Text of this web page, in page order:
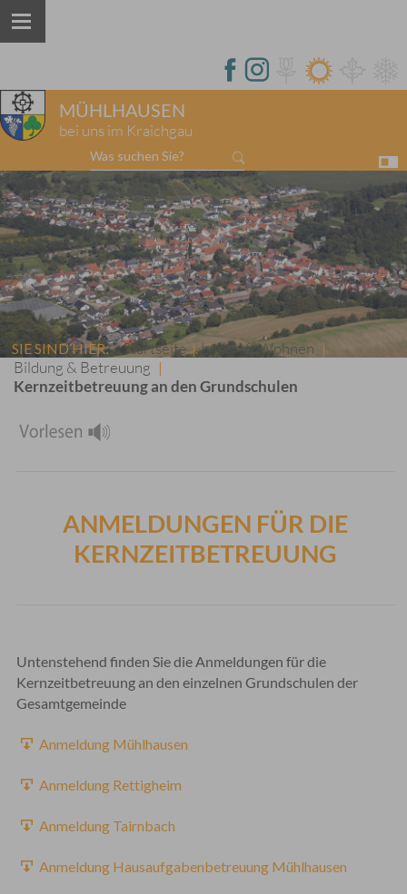
MÜHLHAUSEN
bei uns im Kraichgau
Was suchen Sie?
SIE SIND HIER: Startseite |Leben & Wohnen |
Bildung & Betreuung |
Kernzeitbetreuung an den Grundschulen
ANMELDUNGEN FÜR DIE
KERNZEITBETREUUNG
Untenstehend finden Sie die Anmeldungen für die
Kernzeitbetreuung an den einzelnen Grundschulen der
Gesamtgemeinde
Anmeldung Mühlhausen
Anmeldung Rettigheim
Anmeldung Tairnbach
Anmeldung Hausaufgabenbetreuung Mühlhausen